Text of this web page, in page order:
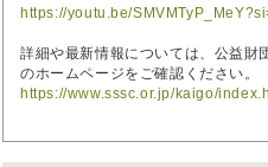
https://youtu.be/
詳細や最新情報については、公益財
のホームページをご確認ください。
https://www.sssc.or.jp/kaigo/